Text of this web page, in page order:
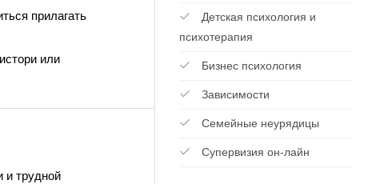
прилагать
или
и трудной
Детская психология и
психотерапия
Бизнес психология
Зависимости
Cемейные неурядицы
Супервизия он-лайн